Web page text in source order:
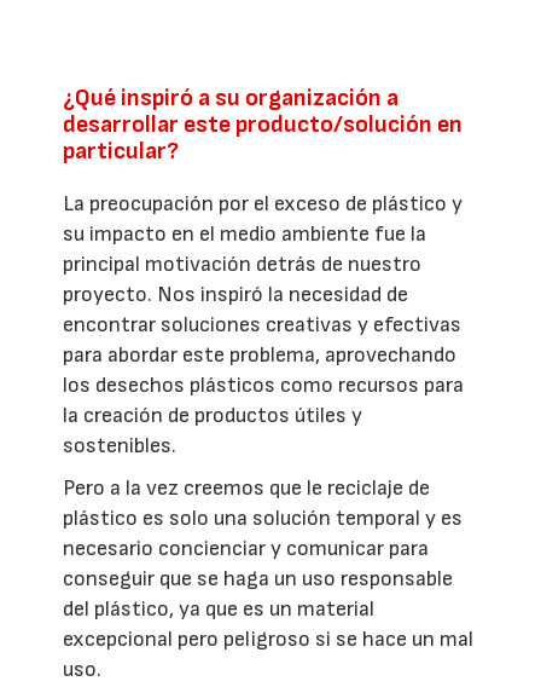
¿Qué inspiró a su organización a
desarrollar este producto/solución en
particular?
La preocupación por el exceso de plástico y
su impacto en el medio ambiente fue la
principal motivación detrás de nuestro
proyecto. Nos inspiró la necesidad de
encontrar soluciones creativas y efectivas
para abordar este problema, aprovechando
los desechos plásticos como recursos para
la creación de productos útiles y
sostenibles.
Pero a la vez creemos que le reciclaje de
plástico es solo una solución temporal y es
necesario concienciar y comunicar para
conseguir que se haga un uso responsable
del plástico, ya que es un material
excepcional pero peligroso si se hace un mal
uso.